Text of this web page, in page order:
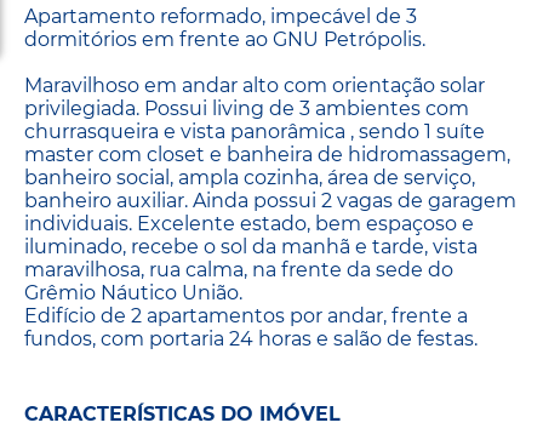
Apartamento reformado, impecável de 3
dormitórios em frente ao GNU Petrópolis.
Maravilhoso em andar alto com orientação solar
privilegiada. Possui living de 3 ambientes com
churrasqueira e vista panorâmica , sendo 1 suíte
master com closet e banheira de hidromassagem,
banheiro social, ampla cozinha, área de serviço,
banheiro auxiliar. Ainda possui 2 vagas de garagem
individuais. Excelente estado, bem espaçoso e
iluminado, recebe o sol da manhã e tarde, vista
maravilhosa, rua calma, na frente da sede do
Grêmio Náutico União.
Edifício de 2 apartamentos por andar, frente a
fundos, com portaria 24 horas e salão de festas.
CARACTERÍSTICAS DO IMÓVEL